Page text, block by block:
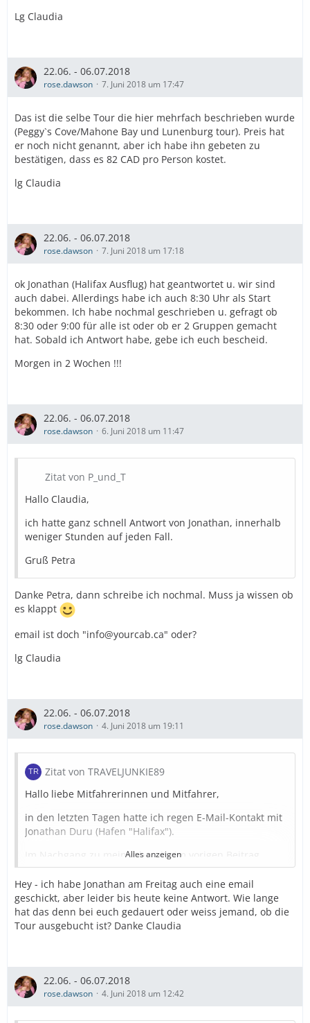
E-Mail geschrieben und gefragt, welche Tour am
Peggy's Cove" an, die bereits mehrfach im Forum
erwähnt wurde. Da die Liegezeit am 29.06.18 aber
relativ gut ist (08.00 Uhr-20.00 Uhr), fragte ich Jonathan,
ob es nicht möglich wäre, eine etwas längere Tour
durchzuführen, die in erster Linie Peggy´s Cove, aber
auch Mahone Bay und Lunenburg beinhaltet.
Ich erhielt am heutigen Tage folgende Antwort, welche
ich auf Jonathans Bitte hin hier im Forum
to
offer is immense.
We can plan to do The Peggy`s Cove/Mahone Bay and
Lunenburg
tour.Lunenburg was founded by the Great German
people in
1753.One of my favorite small towns in Nova Scotia is
Lunenburg.
If you could post this tour on the AIDA CRUISE FORUM
for
others to join, then we will do it.
tour and we like to stop at all interesting places to take a
picture.
You can pay either EURO/USD/CDN after the tour.
Looking forward to hearing from you.
Danke."
Wer also diese Tour mit Jonathan am 29.06.18
durchführen möchte, möge sich gerne bei ihm melden.
Vielleicht ist die Resonanz am Ende so groß, dass diese
Tour durchgeführt wird.
Ich wünsche allen noch einen schönen Abend!
Lg Claudia
22.06. - 06.07.2018
rose.dawson 7. Juni 2018 um 17:47
Das ist die selbe Tour die hier mehrfach beschrieben wurde
(Peggy`s Cove/Mahone Bay und Lunenburg tour). Preis hat
er noch nicht genannt, aber ich habe ihn gebeten zu
bestätigen, dass es 82 CAD pro Person kostet.
lg Claudia
22.06. - 06.07.2018
rose.dawson 7. Juni 2018 um 17:18
ok Jonathan (Halifax Ausflug) hat geantwortet u. wir sind
auch dabei. Allerdings habe ich auch 8:30 Uhr als Start
bekommen. Ich habe nochmal geschrieben u. gefragt ob
8:30 oder 9:00 für alle ist oder ob er 2 Gruppen gemacht
hat. Sobald ich Antwort habe, gebe ich euch bescheid.
Morgen in 2 Wochen !!!
22.06. - 06.07.2018
rose.dawson 6. Juni 2018 um 11:47
Zitat von P_und_T
Hallo Claudia,
ich hatte ganz schnell Antwort von Jonathan, innerhalb
weniger Stunden auf jeden Fall.
Gruß Petra
Danke Petra, dann schreibe ich nochmal. Muss ja wissen ob
es klappt
email ist doch "info@yourcab.ca" oder?
lg Claudia
22.06. - 06.07.2018
rose.dawson 4. Juni 2018 um 19:11
Zitat von TRAVELJUNKIE89
Hallo liebe Mitfahrerinnen und Mitfahrer,
in den letzten Tagen hatte ich regen E-Mail-Kontakt mit
Jonathan Duru (Hafen "Halifax").
Im Nachgang zu meiner bereits im vorigen Beitrag
geposteten E-Mail bat mich Jonathan darum, noch zwei
weitere Mails von ihm hier in unserem "AIDA CRUISE-
FORUM" zu veröffentlichen. Vielleicht dienen diese E-
Mails ein Stück weit als Entscheidungshilfe für einen
Ausflug im Hafen "Halifax".
"Thank you again for your suggestion.
On the 29th June 2018. we will be doing the Peggy`s
Alles anzeigen
Hey - ich habe Jonathan am Freitag auch eine email
geschickt, aber leider bis heute keine Antwort. Wie lange
hat das denn bei euch gedauert oder weiss jemand, ob die
Tour ausgebucht ist? Danke Claudia
22.06. - 06.07.2018
rose.dawson 4. Juni 2018 um 12:42